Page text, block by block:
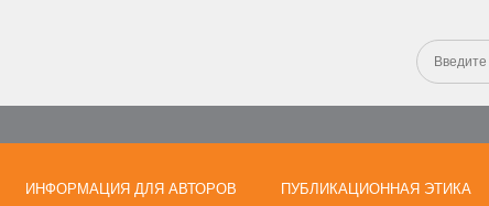
ИНФОРМАЦИЯ ДЛЯ АВТОРОВ ПУБЛИКАЦИОННАЯ ЭТИКА